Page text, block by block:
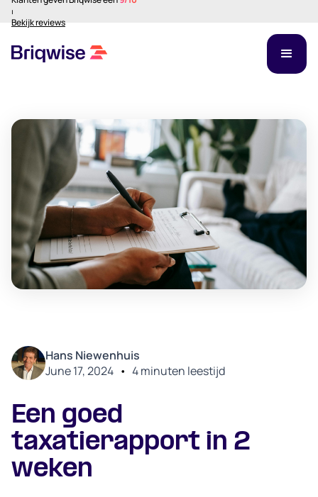
⏐
Bekijk reviews
Hans Niewenhuis
June 17, 2024 • 4minuten leestijd
Een goed
taxatierapport in 2
weken